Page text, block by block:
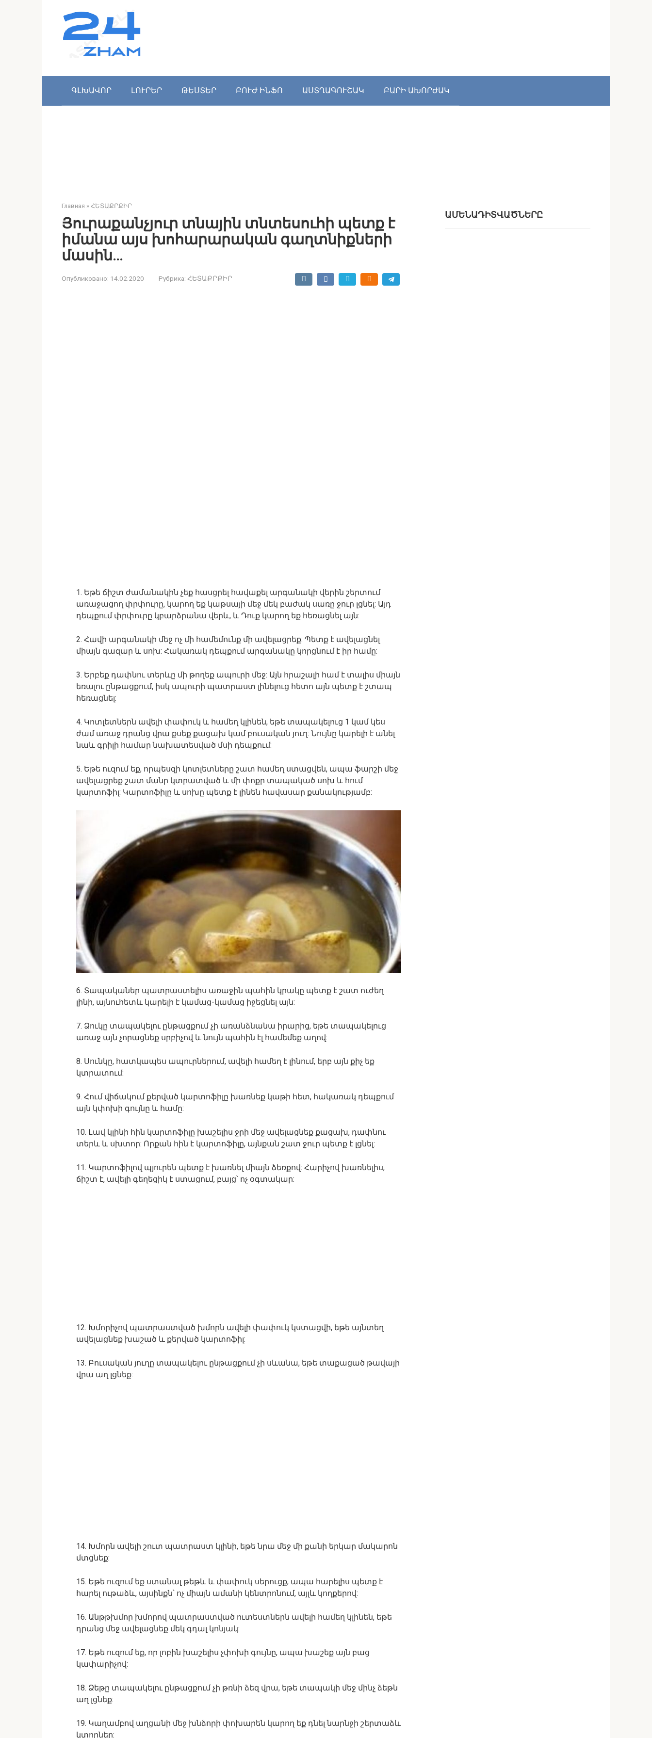
ԳԼԽԱՎՈՐ ԼՈՒՐԵՐ ԹԵՍՏԵՐ ԲՈՒԺ ԻՆՖՈ ԱՍՏՂԱԳՈՒՇԱԿ ԲԱՐԻ ԱԽՈՐԺԱԿ
Главная » ՀԵՏԱՔՐՔԻՐ
Յուրաքանչյուր տնային տնտեսուհի պետք է
իմանա այս խոհարարական գաղտնիքների
մասին…
Опубликовано: 14.02.2020 Рубрика: ՀԵՏԱՔՐՔԻՐ
1. Եթե ճիշտ ժամանակին չեք հասցրել հավաքել արգանակի վերին շերտում
առաջացող փրփուրը, կարող եք կաթսայի մեջ մեկ բաժակ սառը ջուր լցնել: Այդ
դեպքում փրփուրը կբարձրանա վերև, և Դուք կարող եք հեռացնել այն:
2. Հավի արգանակի մեջ ոչ մի համեմունք մի ավելացրեք: Պետք է ավելացնել
միայն գազար և սոխ: Հակառակ դեպքում արգանակը կորցնում է իր համը:
3. Երբեք դափնու տերևը մի թողեք ապուրի մեջ: Այն հրաշալի համ է տալիս միայն
եռալու ընթացքում, իսկ ապուրի պատրաստ լինելուց հետո այն պետք է շտապ
հեռացնել:
4. Կոտլետներն ավելի փափուկ և համեղ կլինեն, եթե տապակելուց 1 կամ կես
ժամ առաջ դրանց վրա քսեք քացախ կամ բուսական յուղ: Նույնը կարելի է անել
նաև գրիլի համար նախատեսված մսի դեպքում:
5. Եթե ուզում եք, որպեսզի կոտլետները շատ համեղ ստացվեն, ապա ֆարշի մեջ
ավելացրեք շատ մանր կտրատված և մի փոքր տապակած սոխ և հում
կարտոֆիլ: Կարտոֆիլը և սոխը պետք է լինեն հավասար քանակությամբ:
6. Տապականեր պատրաստելիս առաջին պահին կրակը պետք է շատ ուժեղ
լինի, այնուհետև կարելի է կամաց-կամաց իջեցնել այն:
7. Ձուկը տապակելու ընթացքում չի առանձնանա իրարից, եթե տապակելուց
առաջ այն չորացնեք սրբիչով և նույն պահին էլ համեմեք աղով:
8. Սունկը, հատկապես ապուրներում, ավելի համեղ է լինում, երբ այն քիչ եք
կտրատում:
9. Հում վիճակում քերված կարտոֆիլը խառնեք կաթի հետ, հակառակ դեպքում
այն կփոխի գույնը և համը:
10. Լավ կլինի հին կարտոֆիլը խաշելիս ջրի մեջ ավելացնեք քացախ, դափնու
տերև և սխտոր: Որքան հին է կարտոֆիլը, այնքան շատ ջուր պետք է լցնել:
11. Կարտոֆիլով պյուրեն պետք է խառնել միայն ձեռքով: Հարիչով խառնելիս,
ճիշտ է, ավելի գեղեցիկ է ստացում, բայց՝ ոչ օգտակար:
12. Խմորիչով պատրաստված խմորն ավելի փափուկ կստացվի, եթե այնտեղ
ավելացնեք խաշած և քերված կարտոֆիլ:
13. Բուսական յուղը տապակելու ընթացքում չի սևանա, եթե տաքացած թավայի
վրա աղ լցնեք:
14. Խմորն ավելի շուտ պատրաստ կլինի, եթե նրա մեջ մի քանի երկար մակարոն
մտցնեք:
15. Եթե ուզում եք ստանալ թեթև և փափուկ սերուցք, ապա հարելիս պետք է
հարել ութաձև, այսինքն՝ ոչ միայն ամանի կենտրոնում, այլև կողքերով:
16. Անթթխմոր խմորով պատրաստված ուտեստներն ավելի համեղ կլինեն, եթե
դրանց մեջ ավելացնեք մեկ գդալ կոնյակ:
17. Եթե ուզում եք, որ լոբին խաշելիս չփոխի գույնը, ապա խաշեք այն բաց
կափարիչով:
18. Ձեթը տապակելու ընթացքում չի թռնի ձեզ վրա, եթե տապակի մեջ մինչ ձեթն
աղ լցնեք:
19. Կաղամբով աղցանի մեջ խնձորի փոխարեն կարող եք դնել նարնջի շերտաձև
կտորներ:
ԱՄԵՆԱԴԻՏՎԱԾՆԵՐԸ